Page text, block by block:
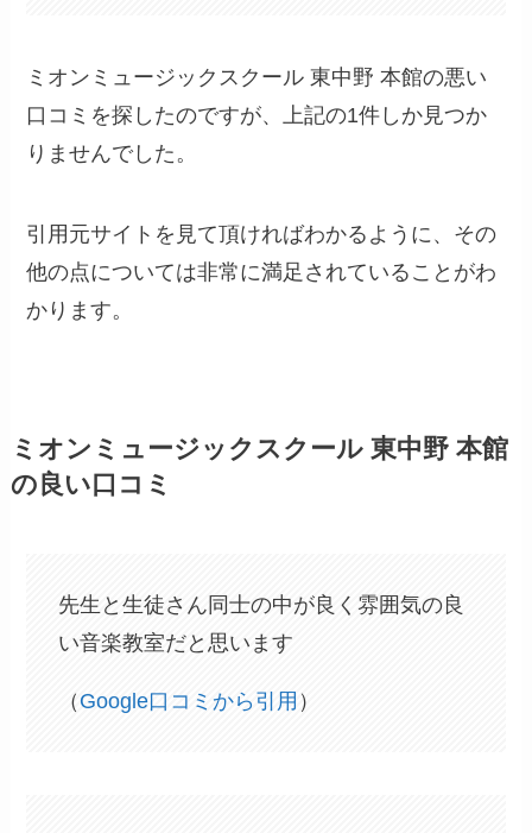
ミオンミュージックスクール 東中野 本館の悪い
口コミを探したのですが、上記の1件しか見つか
りませんでした。
引用元サイトを見て頂ければわかるように、その
他の点については非常に満足されていることがわ
かります。
ミオンミュージックスクール 東中野 本館
の良い口コミ
先生と生徒さん同士の中が良く雰囲気の良
い音楽教室だと思います
（ Google口コミから引用 ）